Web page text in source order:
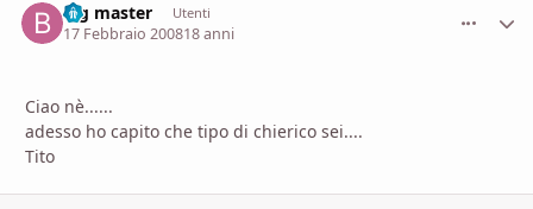
big master Utenti
17 Febbraio 200818 anni
Ciao nè......
adesso ho capito che tipo di chierico sei....
Tito